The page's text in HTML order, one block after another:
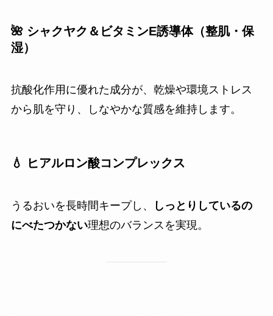
🌺 シャクヤク＆ビタミンE誘導体（整肌・保
湿）
抗酸化作用に優れた成分が、乾燥や環境ストレス
から肌を守り、しなやかな質感を維持します。
💧 ヒアルロン酸コンプレックス
うるおいを長時間キープし、
しっとりしているの
にべたつかない理想のバランスを実現。